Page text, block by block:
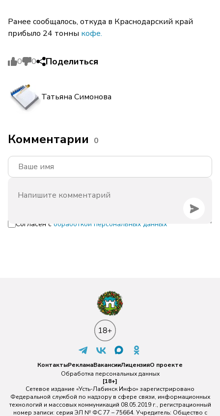
Ранее сообщалось, откуда в Краснодарский край
прибыло 24 тонны кофе.
0 0 Поделиться
Татьяна Симонова
Комментарии 0
Согласен с обработкой персональных данных
КонтактыРекламаВакансииЛицензияО проекте
Обработка персональных данных
[18+]
Сетевое издание «Усть-Лабинск Инфо» зарегистрировано
Федеральной службой по надзору в сфере связи, информационных
технологий и массовых коммуникаций 08.05.2019 г., регистрационный
номер записи: серия ЭЛ № ФС 77 – 75664. Учредитель: Общество с